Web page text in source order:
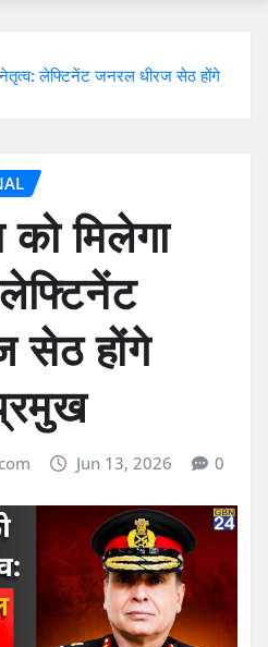
नेतृत्व: लेफ्टिनेंट जनरल धीरज सेठ होंगे
को मिलेगा
सेठ होंगे
Jun 13, 2026 0